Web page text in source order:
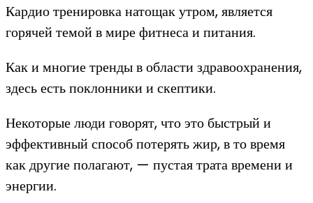
Кардио тренировка натощак утром, является
горячей темой в мире фитнеса и питания.
Как и многие тренды в области здравоохранения,
здесь есть поклонники и скептики.
Некоторые люди говорят, что это быстрый и
эффективный способ потерять жир, в то время
как другие полагают, — пустая трата времени и
энергии.